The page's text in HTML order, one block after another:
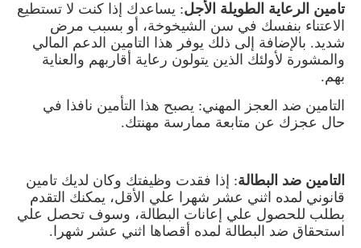
تامين الرعاية الطويلة الأجل: يساعدك إذا كنت لا تستطيع
الاعتناء بنفسك في سن الشيخوخة، أو بسبب مرض
شديد. بالإضافة إلى ذلك يوفر هذا التامين الدعم المالي
والمشورة لأولئك الذين يتولون رعاية أقاربهم والعناية
بهم.
التامين ضد العجز المهني: يصبح هذا التأمين نافذا في
حال عجزك عن متابعة ممارسة مهنتك.
التامين ضد البطالة: إذا فقدت وظيفتك وكان لديك تامين
قانوني لمده اثني عشر شهرا علي الأقل، يمكنك التقدم
بطلب للحصول علي إعانات البطالة، وسوف تحصل علي
استحقاق ضد البطالة لمده أقصاها اثني عشر شهرا .